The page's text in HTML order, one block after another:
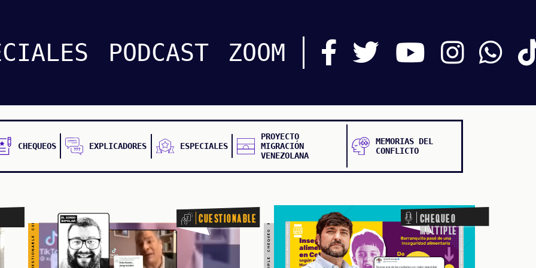
PODCAST ZOOM
CHEQUEOS EXPLICADORES ESPECIALES
PROYECTO
MIGRACIÓN
VENEZOLANA
MEMORIAS DEL
CONFLICTO
CUESTIONABLE CUESTIONABLE CUESTIONABLE CUESTIONABLE CUESTIONABLE CUESTIONABLE CUESTIONABLE Cuestionable
Chequeo
Múltiple